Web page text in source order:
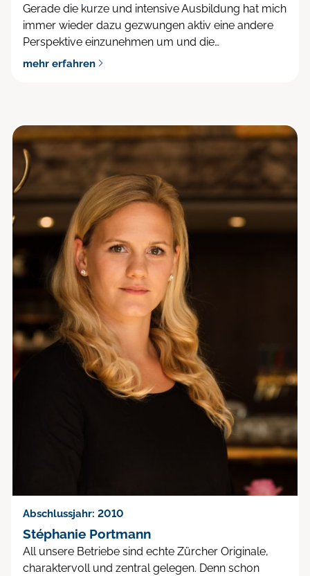
Gerade die kurze und intensive Ausbildung hat mich
immer wieder dazu gezwungen aktiv eine andere
Perspektive einzunehmen um und die…
mehr erfahren
Abschlussjahr: 2010
Stéphanie Portmann
All unsere Betriebe sind echte Zürcher Originale,
charaktervoll und zentral gelegen. Denn schon